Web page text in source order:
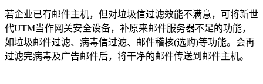
若企业已有邮件主机，但对垃圾信过滤效能不满意，可将新世
代UTM当作网关安全设备，补原来邮件服务器不足的功能，
如垃圾邮件过滤、病毒信过滤、邮件稽核(选购)等功能。会再
过滤完病毒及广告邮件后，将干净的邮件传送到邮件主机。